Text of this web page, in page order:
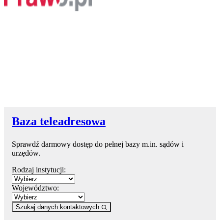
Baza teleadresowa
Sprawdź darmowy dostęp do pełnej bazy m.in. sądów i
urzędów.
Rodzaj instytucji:
Województwo:
Szukaj danych kontaktowych